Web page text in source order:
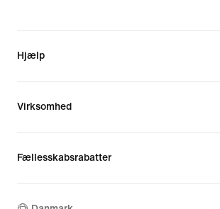
Hjælp
Virksomhed
Fællesskabsrabatter